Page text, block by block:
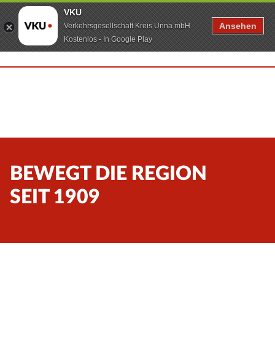
BEWEGT DIE REGION
SEIT 1909
VKU
Verkehrsgesellschaft Kreis Unna mbH
Kostenlos - In Google Play
Ansehen